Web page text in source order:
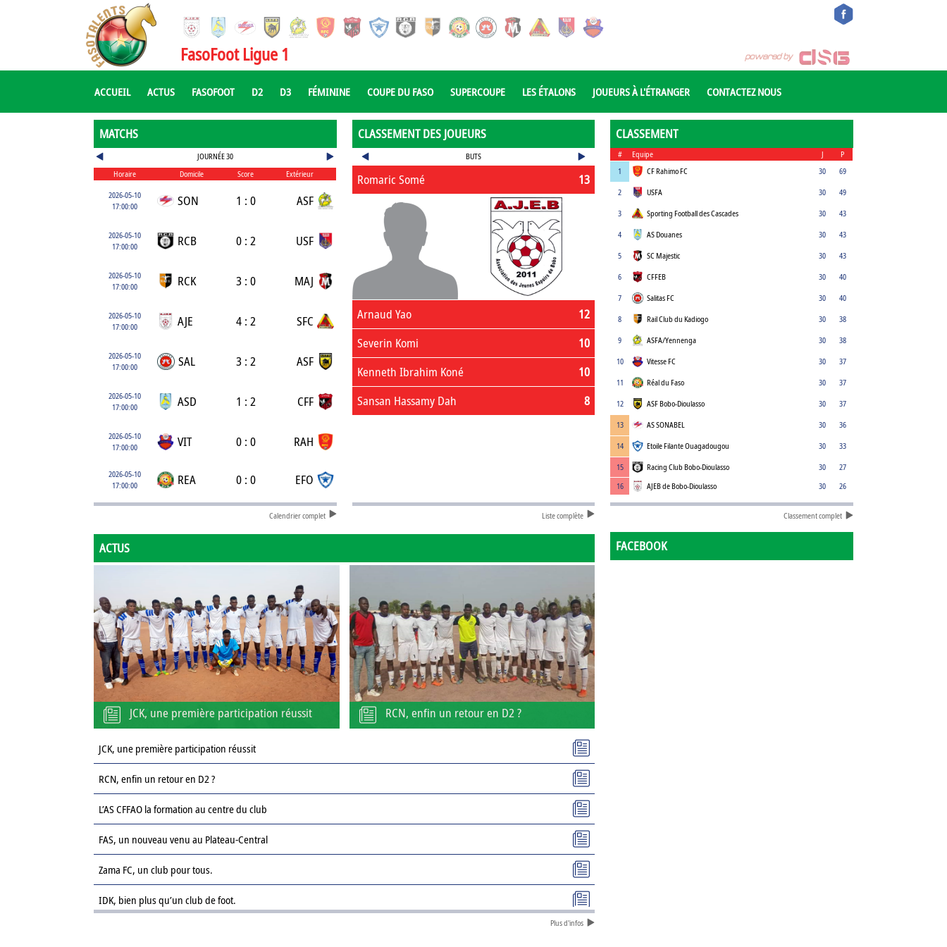
FasoFoot Ligue 1
ACCUEIL ACTUS FASOFOOT D2 D3 FÉMININE COUPE DU FASO SUPERCOUPE LES ÉTALONS JOUEURS À L'ÉTRANGER CONTACTEZ NOUS
MATCHS
JOURNÉE 30
Horaire
Domicile Score
Extérieur
2026-05-10
17:00:00
SON 1 : 0 ASF
2026-05-10
17:00:00
RCB 0 : 2 USF
2026-05-10
17:00:00
RCK 3 : 0 MAJ
2026-05-10
17:00:00
AJE 4 : 2 SFC
2026-05-10
17:00:00
SAL 3 : 2 ASF
2026-05-10
17:00:00
ASD 1 : 2 CFF
2026-05-10
17:00:00
VIT 0 : 0 RAH
2026-05-10
17:00:00
REA 0 : 0 EFO
Calendrier complet
CLASSEMENT DES JOUEURS
BUTS
13
Romaric Somé
12
Arnaud Yao
10
Severin Komi
10
Kenneth Ibrahim Koné
8
Sansan Hassamy Dah
Liste complète
CLASSEMENT
# Equipe J
P
1
CF Rahimo FC 30
69
2
USFA 30
49
3
Sporting Football des Cascades 30
43
4
AS Douanes 30
43
5
SC Majestic 30
43
6
CFFEB 30
40
7
Salitas FC 30
40
8
Rail Club du Kadiogo 30
38
9
ASFA/Yennenga 30
38
10
Vitesse FC 30
37
11
Réal du Faso 30
37
12
ASF Bobo-Dioulasso 30
37
13
AS SONABEL 30
36
14
Etoile Filante Ouagadougou 30
33
15
Racing Club Bobo-Dioulasso 30
27
16
AJEB de Bobo-Dioulasso 30 26
Classement complet
ACTUS
JCK, une première participation réussit RCN, enfin un retour en D2 ?
JCK, une première participation réussit
RCN, enfin un retour en D2 ?
L’AS CFFAO la formation au centre du club
FAS, un nouveau venu au Plateau-Central
Zama FC, un club pour tous.
IDK, bien plus qu’un club de foot.
Plus d'infos
FACEBOOK